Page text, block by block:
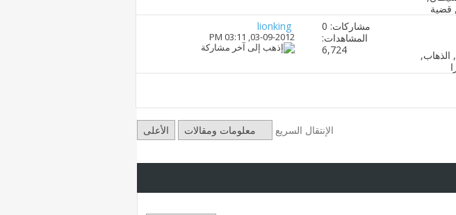
مشاركات: 0
المشاهدات:
6,724
lionking
03-09-2012,
03:11 PM
الإنتقال السريع معلومات ومقالات الأعلى